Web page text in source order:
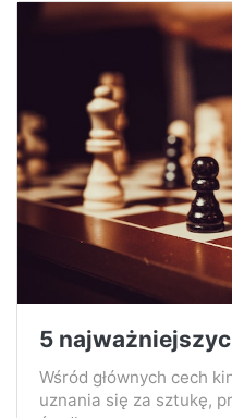
5
Wśród głównych cech
uznania się za sztukę,